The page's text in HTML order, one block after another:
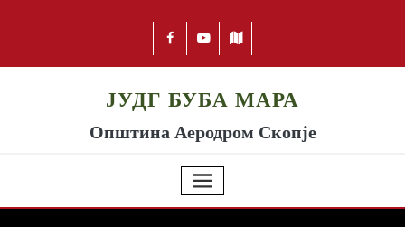
ЈУДГ БУБА МАРА
Општина Аеродром Скопје